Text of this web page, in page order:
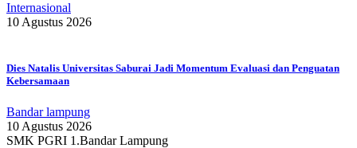
Internasional
10 Agustus 2026
Dies Natalis Universitas Saburai Jadi Momentum Evaluasi dan Penguatan
Kebersamaan
Bandar lampung
10 Agustus 2026
SMK PGRI 1.Bandar Lampung